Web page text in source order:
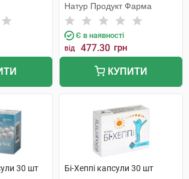
Натур Продукт Фарма
Є в наявності
від 477.30 грн
КУПИТИ
30 шт Бі-Хеппі капсули 30 шт